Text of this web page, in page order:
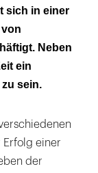
bei einer
30 Minuten
sich in einer
Neben
ein
sein.
Erfolg einer
der